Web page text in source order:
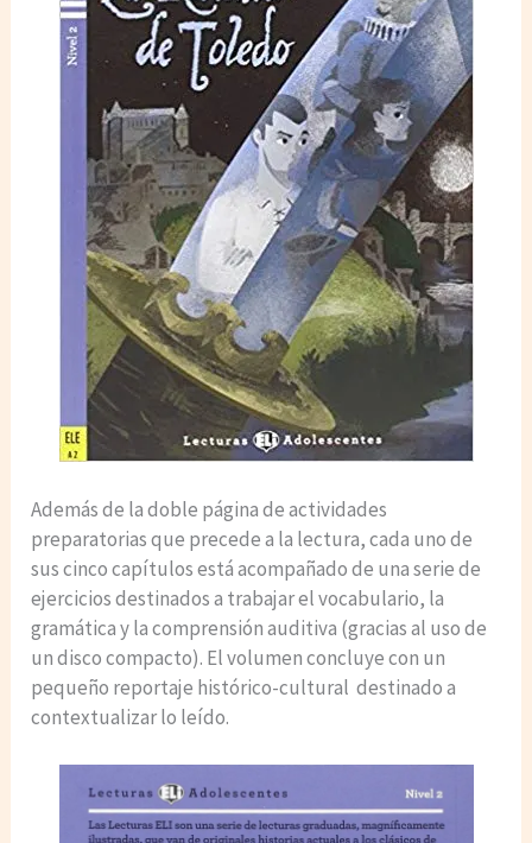
Además de la doble página de actividades
preparatorias que precede a la lectura, cada uno de
sus cinco capítulos está acompañado de una serie de
ejercicios destinados a trabajar el vocabulario, la
gramática y la comprensión auditiva (gracias al uso de
un disco compacto). El volumen concluye con un
pequeño reportaje histórico-cultural destinado a
contextualizar lo leído.